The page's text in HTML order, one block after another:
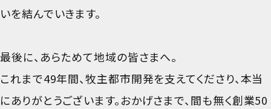
いを結んでいきます。
最後に、あらためて地域の皆さまへ。
これまで49年間、牧主都市開発を支えてくださり、本当
にありがとうございます。おかげさまで、間も無く創業50